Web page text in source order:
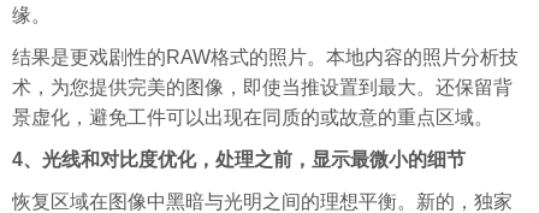
缘。
结果是更戏剧性的RAW格式的照片。本地内容的照片分析技
术，为您提供完美的图像，即使当推设置到最大。还保留背
景虚化，避免工件可以出现在同质的或故意的重点区域。
4、光线和对比度优化，处理之前，显示最微小的细节
恢复区域在图像中黑暗与光明之间的理想平衡。新的，独家